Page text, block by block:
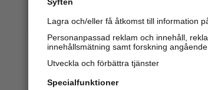
Varje vecka besöker du och 4
oss för att hitta rätt lokal
Lagra och/eller få åtkomst till information
Personanpassad reklam och innehåll,
innehållsmätning samt forskning
Utveckla och förbättra tjänster
Specialfunktioner